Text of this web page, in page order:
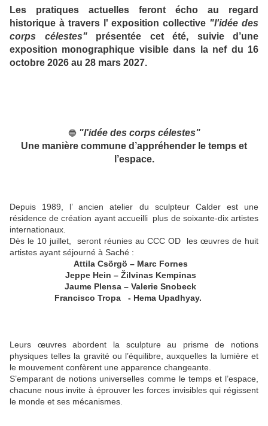
Les pratiques actuelles feront écho au regard
historique à travers l' exposition collective "l'idée des
corps célestes"présentée cet été, suivie d’une
exposition monographique visible dans la nef du 16
octobre 2026 au 28 mars 2027.
🔵 "l'idée des corps célestes"
Une manière commune d’appréhender le temps et
l’espace.
Depuis 1989, l’ ancien atelier du sculpteur Calder est une
résidence de création ayant accueilli plus de soixante-dix artistes
internationaux.
Dès le 10 juillet, seront réunies au CCC OD les œuvres de huit
artistes ayant séjourné à Saché :
Attila Csörgö – Marc Fornes
Jeppe Hein – Žilvinas Kempinas
Jaume Plensa – Valerie Snobeck
Francisco Tropa - Hema Upadhyay.
Leurs œuvres abordent la sculpture au prisme de notions
physiques telles la gravité ou l’équilibre, auxquelles la lumière et
le mouvement confèrent une apparence changeante.
S’emparant de notions universelles comme le temps et l’espace,
chacune nous invite à éprouver les forces invisibles qui régissent
le monde et ses mécanismes.